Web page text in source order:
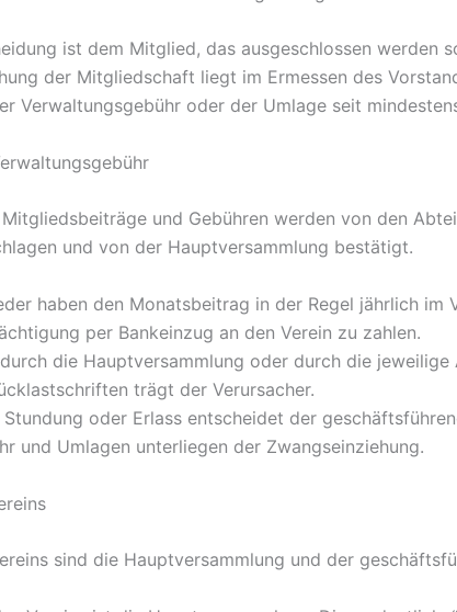
ist dem Mitglied, das ausgeschlossen werden
der Mitgliedschaft liegt im Ermessen des
Verwaltungsgebühr oder der Umlage seit
und Gebühren werden von den
und von der Hauptversammlung bestätigt.
haben den Monatsbeitrag in der Regel jährlich im
per Bankeinzug an den Verein zu zahlen.
die Hauptversammlung oder durch die
trägt der Verursacher.
oder Erlass entscheidet der
und Umlagen unterliegen der Zwangseinziehung.
sind die Hauptversammlung und der